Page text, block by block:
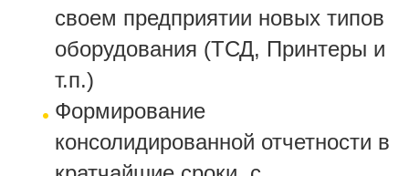
своем предприятии новых типов
оборудования (ТСД, Принтеры и
т.п.)
Формирование
консолидированной отчетности в